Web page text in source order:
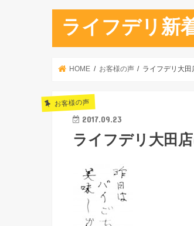
ライフデリ新
HOME お客様の声 ライフデリ大田
お客様の声
2017.09.23
ライフデリ大田